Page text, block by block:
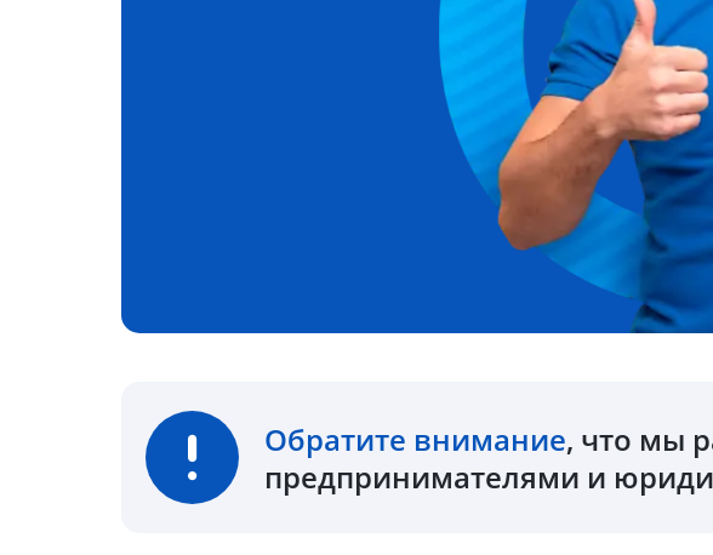
Обратите внимание, что мы
предпринимателями и